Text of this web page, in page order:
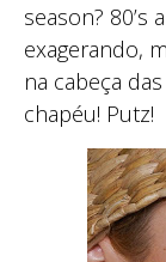
season? 80’s
exagerando,
na cabeça
chapéu! Putz!